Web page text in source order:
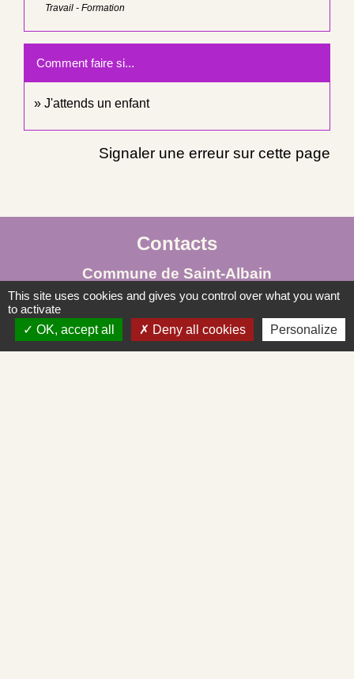
Travail - Formation
Comment faire si...
J'attends un enfant
Signaler une erreur sur cette page
Contacts
Commune de Saint-Albain
Place de la Mairie
71260 Saint-Albain - FRANCE
+33 3 85 27 90 80
This site uses cookies and gives you control over what you want
to activate
OK, accept all
Deny all cookies Personalize